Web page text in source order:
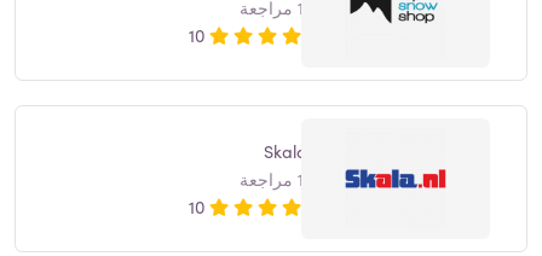
10
Skala.nl
10